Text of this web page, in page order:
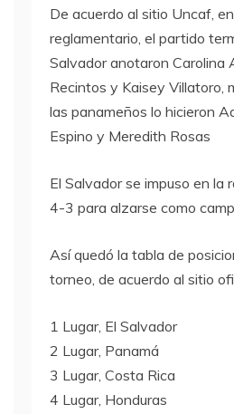
De acuerdo al sitio Uncaf,
reglamentario, el partido
Salvador anotaron Carolina
Recintos y Kaisey Villatoro,
las panameños lo hicieron
Espino y Meredith Rosas
El Salvador se impuso en la
4-3 para alzarse como
Así quedó la tabla de
torneo, de acuerdo al sitio
1 Lugar, El Salvador
2 Lugar, Panamá
3 Lugar, Costa Rica
4 Lugar, Honduras